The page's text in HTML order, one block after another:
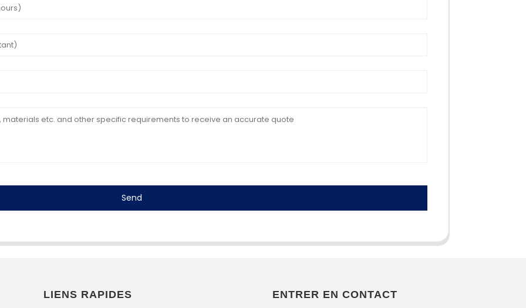
Send
LIENS RAPIDES ENTRER EN CONTACT